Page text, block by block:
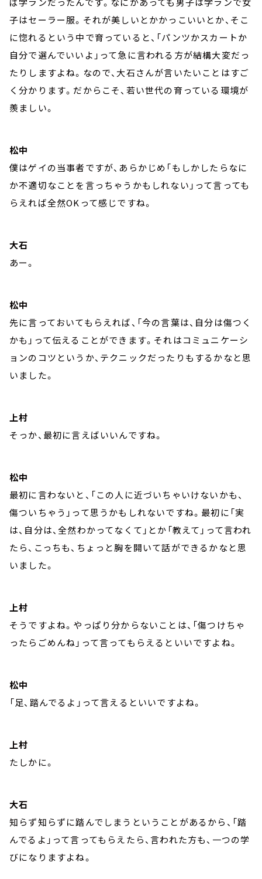
子はセーラー服。それが美しいとかかっこいいとか、そこ
に惚れるという中で育っていると、「パンツかスカートか
自分で選んでいいよ」って急に言われる方が結構大変だっ
たりしますよね。なので、大石さんが言いたいことはすご
く分かります。だからこそ、若い世代の育っている環境が
羨ましい。
松中
僕はゲイの当事者ですが、あらかじめ「もしかしたらなに
か不適切なことを言っちゃうかもしれない」って言っても
らえれば全然OKって感じですね。
大石
あー。
松中
先に言っておいてもらえれば、「今の言葉は、自分は傷つく
かも」って伝えることができます。それはコミュニケーシ
ョンのコツというか、テクニックだったりもするかなと思
いました。
上村
そっか、最初に言えばいいんですね。
松中
最初に言わないと、「この人に近づいちゃいけないかも、
傷ついちゃう」って思うかもしれないですね。最初に「実
は、自分は、全然わかってなくて」とか「教えて」って言われ
たら、こっちも、ちょっと胸を開いて話ができるかなと思
いました。
上村
そうですよね。やっぱり分からないことは、「傷つけちゃ
ったらごめんね」って言ってもらえるといいですよね。
松中
「足、踏んでるよ」って言えるといいですよね。
上村
たしかに。
大石
知らず知らずに踏んでしまうということがあるから、「踏
んでるよ」って言ってもらえたら、言われた方も、一つの学
びになりますよね。